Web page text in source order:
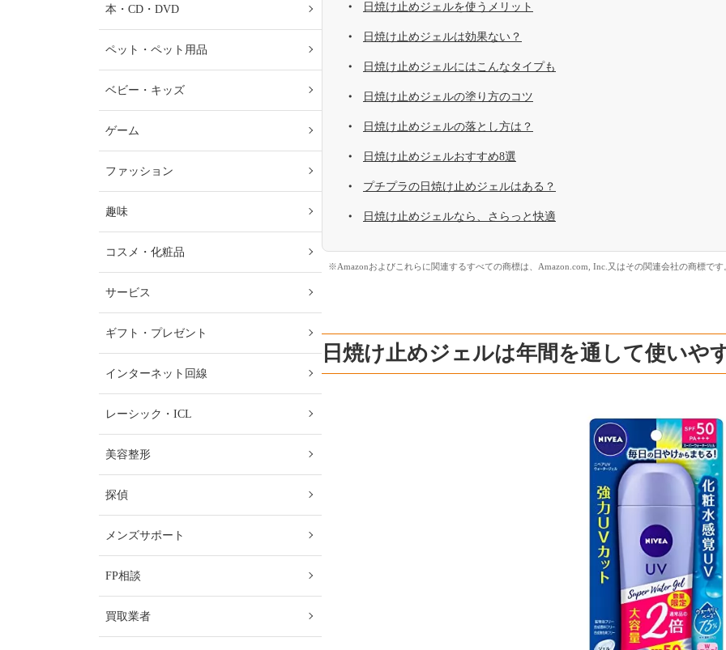
日焼け止めジェルを使うメリット
日焼け止めジェルは効果ない？
日焼け止めジェルにはこんなタイプも
日焼け止めジェルの塗り方のコツ
日焼け止めジェルの落とし方は？
日焼け止めジェルおすすめ8選
プチプラの日焼け止めジェルはある？
日焼け止めジェルなら、さらっと快適
※Amazonおよびこれらに関連するすべての商標は、Amazon.com, Inc.又はその関連会社の商標です
日焼け止めジェルは年間を通して使いや
本・CD・DVD
ペット・ペット用品
ベビー・キッズ
ゲーム
ファッション
趣味
コスメ・化粧品
サービス
ギフト・プレゼント
インターネット回線
レーシック・ICL
美容整形
探偵
メンズサポート
FP相談
買取業者